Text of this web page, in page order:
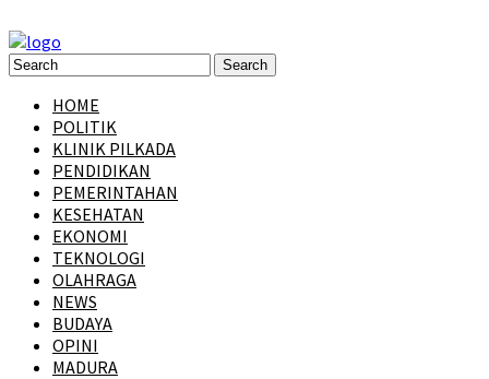
HOME
POLITIK
KLINIK PILKADA
PENDIDIKAN
PEMERINTAHAN
KESEHATAN
EKONOMI
TEKNOLOGI
OLAHRAGA
NEWS
BUDAYA
OPINI
MADURA